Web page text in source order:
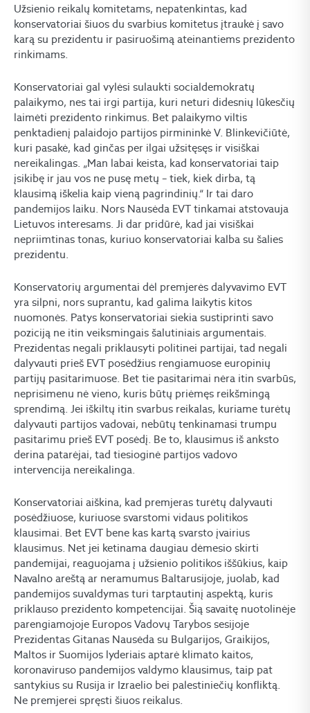
Užsienio reikalų komitetams, nepatenkintas, kad
konservatoriai šiuos du svarbius komitetus įtraukė į savo
karą su prezidentu ir pasiruošimą ateinantiems prezidento
rinkimams.
Konservatoriai gal vylėsi sulaukti socialdemokratų
palaikymo, nes tai irgi partija, kuri neturi didesnių lūkesčių
laimėti prezidento rinkimus. Bet palaikymo viltis
penktadienį palaidojo partijos pirmininkė V. Blinkevičiūtė,
kuri pasakė, kad ginčas per ilgai užsitęsęs ir visiškai
nereikalingas. „Man labai keista, kad konservatoriai taip
įsikibę ir jau vos ne pusę metų – tiek, kiek dirba, tą
klausimą iškelia kaip vieną pagrindinių.“ Ir tai daro
pandemijos laiku. Nors Nausėda EVT tinkamai atstovauja
Lietuvos interesams. Ji dar pridūrė, kad jai visiškai
nepriimtinas tonas, kuriuo konservatoriai kalba su šalies
prezidentu.
Konservatorių argumentai dėl premjerės dalyvavimo EVT
yra silpni, nors suprantu, kad galima laikytis kitos
nuomonės. Patys konservatoriai siekia sustiprinti savo
poziciją ne itin veiksmingais šalutiniais argumentais.
Prezidentas negali priklausyti politinei partijai, tad negali
dalyvauti prieš EVT posėdžius rengiamuose europinių
partijų pasitarimuose. Bet tie pasitarimai nėra itin svarbūs,
neprisimenu nė vieno, kuris būtų priėmęs reikšmingą
sprendimą. Jei iškiltų itin svarbus reikalas, kuriame turėtų
dalyvauti partijos vadovai, nebūtų tenkinamasi trumpu
pasitarimu prieš EVT posėdį. Be to, klausimus iš anksto
derina patarėjai, tad tiesioginė partijos vadovo
intervencija nereikalinga.
Konservatoriai aiškina, kad premjeras turėtų dalyvauti
posėdžiuose, kuriuose svarstomi vidaus politikos
klausimai. Bet EVT bene kas kartą svarsto įvairius
klausimus. Net jei ketinama daugiau dėmesio skirti
pandemijai, reaguojama į užsienio politikos iššūkius, kaip
Navalno areštą ar neramumus Baltarusijoje, juolab, kad
pandemijos suvaldymas turi tarptautinį aspektą, kuris
priklauso prezidento kompetencijai. Šią savaitę nuotolinėje
parengiamojoje Europos Vadovų Tarybos sesijoje
Prezidentas Gitanas Nausėda su Bulgarijos, Graikijos,
Maltos ir Suomijos lyderiais aptarė klimato kaitos,
koronaviruso pandemijos valdymo klausimus, taip pat
santykius su Rusija ir Izraelio bei palestiniečių konfliktą.
Ne premjerei spręsti šiuos reikalus.